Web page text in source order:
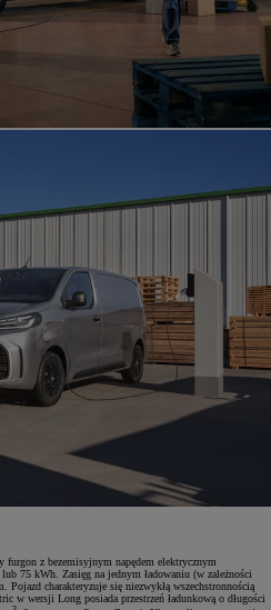
z bezemisyjnym napędem elektrycznym
75 kWh. Zasięg na jednym ładowaniu (w zależności
charakteryzuje się niezwykłą wszechstronnością
w wersji Long posiada przestrzeń ładunkową o długości